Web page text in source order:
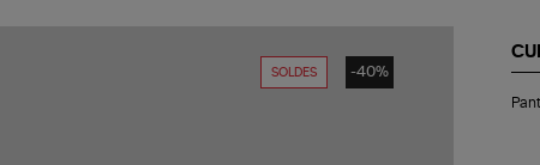
SOLDES -40%